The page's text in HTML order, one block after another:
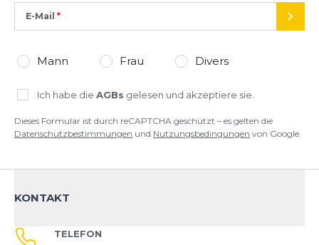
E-Mail
Mann Frau Divers
Ich habe die AGBs gelesen und akzeptiere sie.
Dieses Formular ist durch reCAPTCHA geschützt – es gelten die
Datenschutzbestimmungen und Nutzungsbedingungen von Google.
KONTAKT
TELEFON